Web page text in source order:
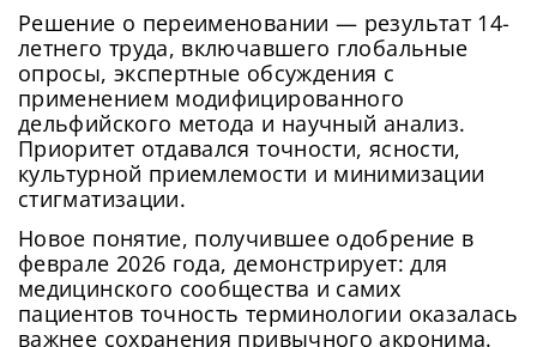
Решение о переименовании — результат 14-
летнего труда, включавшего глобальные
опросы, экспертные обсуждения с
применением модифицированного
дельфийского метода и научный анализ.
Приоритет отдавался точности, ясности,
культурной приемлемости и минимизации
стигматизации.
Новое понятие, получившее одобрение в
феврале 2026 года, демонстрирует: для
медицинского сообщества и самих
пациентов точность терминологии оказалась
важнее сохранения привычного акронима.